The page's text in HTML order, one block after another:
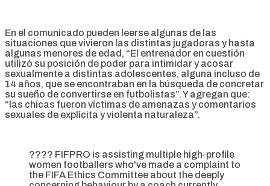
En el comunicado pueden leerse algunas de las
situaciones que vivieron las distintas jugadoras y hasta
algunas menores de edad, “El entrenador en cuestión
utilizó su posición de poder para intimidar y acosar
sexualmente a distintas adolescentes, alguna incluso de
14 años, que se encontraban en la búsqueda de concretar
su sueño de convertirse en futbolistas”. Y agregan que:
“las chicas fueron víctimas de amenazas y comentarios
sexuales de explícita y violenta naturaleza”.
???? FIFPRO is assisting multiple high-profile
women footballers who've made a complaint to
the FIFA Ethics Committee about the deeply